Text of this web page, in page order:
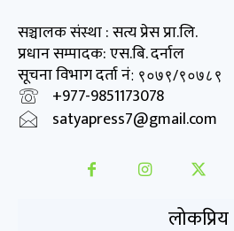
सञ्चालक संस्था : सत्य प्रेस प्रा.लि.
प्रधान सम्पादक: एस.बि. दर्नाल
सूचना विभाग दर्ता नं: ९०७९/९०७८९
+977-9851173078
satyapress7@gmail.com
लोकप्रिय